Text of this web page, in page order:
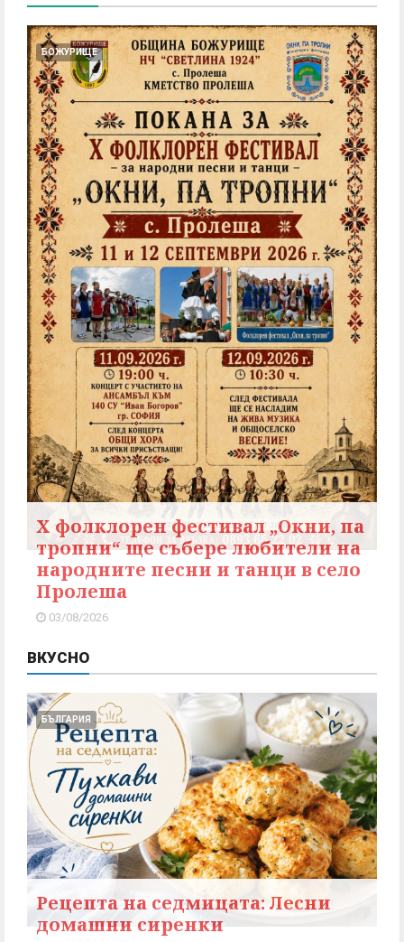
БОЖУРИЩЕ
X фолклорен фестивал „Окни, па
тропни“ ще събере любители на
народните песни и танци в село
Пролеша
03/08/2026
ВКУСНО
БЪЛГАРИЯ
Рецепта на седмицата: Лесни
домашни сиренки